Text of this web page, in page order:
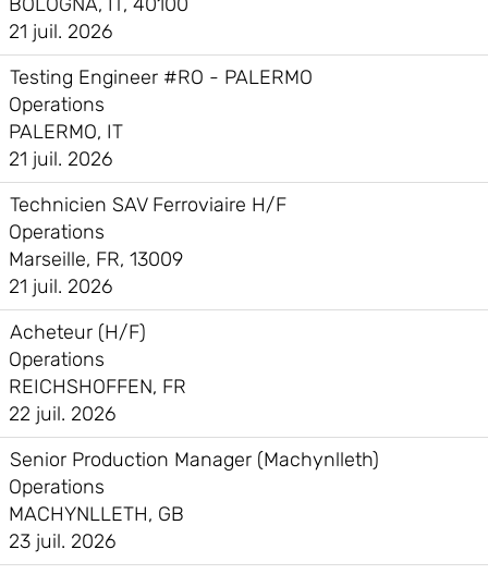
21 juil. 2026
Testing Engineer #RO - PALERMO
Operations
PALERMO, IT
21 juil. 2026
Technicien SAV Ferroviaire H/F
Operations
Marseille, FR, 13009
21 juil. 2026
Acheteur (H/F)
Operations
REICHSHOFFEN, FR
22 juil. 2026
Senior Production Manager (Machynlleth)
Operations
MACHYNLLETH, GB
23 juil. 2026